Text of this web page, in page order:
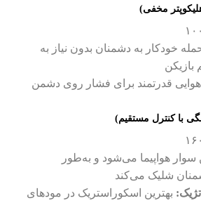
خودکار به دشمنان بدون نیاز به
بازیکن
قدرتمند برای فشار روی دشمن
سوار هواپیما می‌شود و به‌طور
شلیک می‌کند
بهترین اسکوراستریک در مودهای